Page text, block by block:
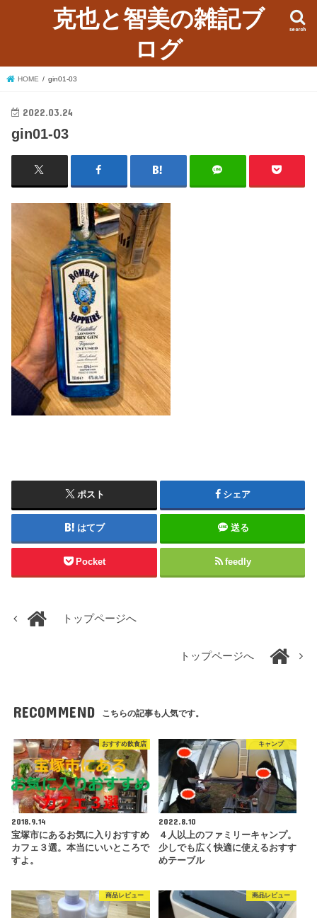
克也と智美の雑記ブ
ログ
search
HOME gin01-03
2022.03.24
gin01-03
ポスト シェア
はてブ 送る
Pocket feedly
トップページへ
トップページへ
RECOMMEND こちらの記事も人気です。
おすすめ飲食店
2018.9.14
宝塚市にあるお気に入りおすすめ
カフェ３選。本当にいいところで
すよ。
キャンプ
2022.8.10
４人以上のファミリーキャンプ。
少しでも広く快適に使えるおすす
めテーブル
商品レビュー 商品レビュー